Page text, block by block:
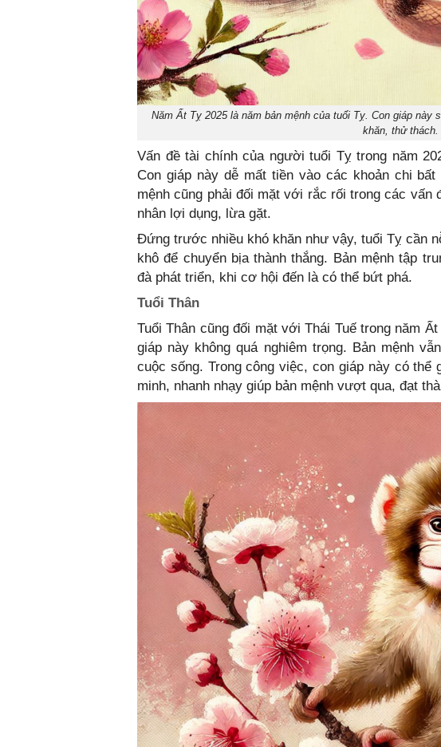
Năm Ất Tỵ 2025 là năm bản mệnh của tuổi Tỵ. Con giáp này
khăn, thử thách.
Vấn đề tài chính của người tuổi Tỵ trong năm
Con giáp này dễ mất tiền vào các khoản chi
mệnh cũng phải đối mặt với rắc rối trong các vấn
nhân lợi dụng, lừa gặt.
Đứng trước nhiều khó khăn như vậy, tuổi Tỵ cần
khô để chuyển bịa thành thắng. Bản mệnh tập
đà phát triển, khi cơ hội đến là có thể bứt phá.
Tuổi Thân
Tuổi Thân cũng đối mặt với Thái Tuế trong năm
giáp này không quá nghiêm trọng. Bản mệnh
cuộc sống. Trong công việc, con giáp này có thể
minh, nhanh nhạy giúp bản mệnh vượt qua, đạt